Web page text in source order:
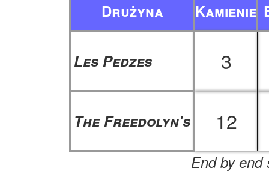
Drużyna Kamienie
Les Pedzes 3
The Freedolyn's 12
End by end